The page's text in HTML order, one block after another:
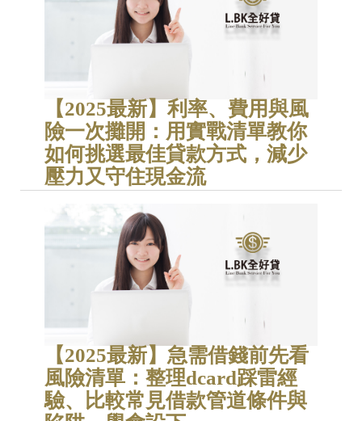
【2025最新】利率、費用與風
險一次攤開：用實戰清單教你
如何挑選最佳貸款方式，減少
壓力又守住現金流
【2025最新】急需借錢前先看
風險清單：整理dcard踩雷經
驗、比較常見借款管道條件與